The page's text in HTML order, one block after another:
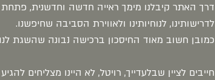
דרך האתר קיבלנו מימך ראייה חדשה וחדשנית,
לדרישותינו, לנוחיותינו ולאווירת הסביבה שחיפשנו.
כמובן חשוב מאוד החיסכון ברכישה נבונה שהשגת
חייבים לציין שבלעדייך, רויטל, לא היינו מצליחים